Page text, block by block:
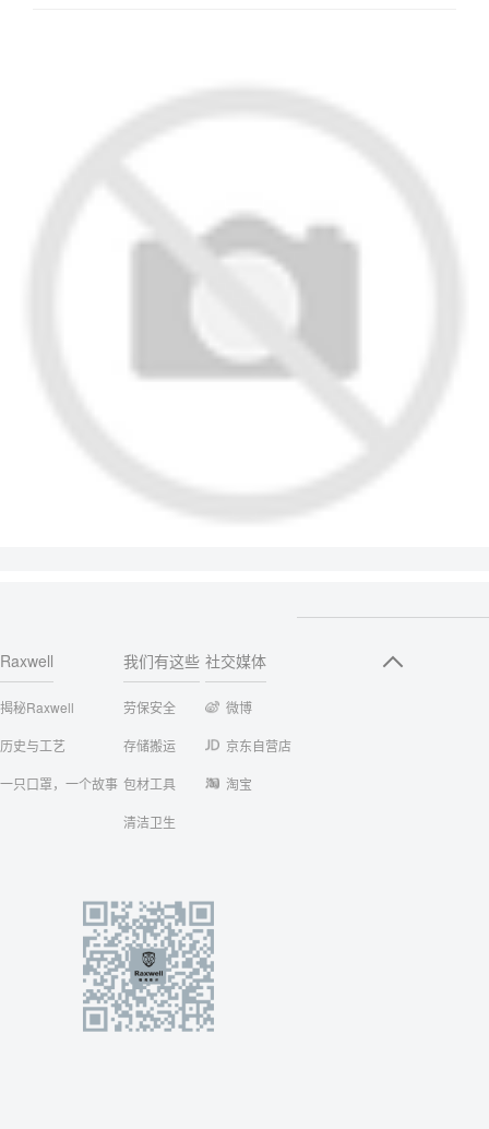
Raxwell
揭秘Raxwell
历史与工艺
一只口罩，一个故事
我们有这些
劳保安全
存储搬运
包材工具
清洁卫生
社交媒体
微博
京东自营店
淘宝